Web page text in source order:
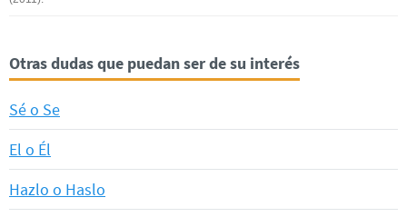
Otras dudas que puedan ser de su interés
Sé o Se
El o Él
Hazlo o Haslo